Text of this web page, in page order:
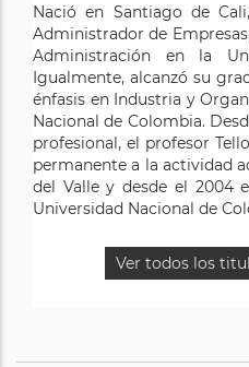
Nació en Santiago de
Administrador de
Administración en la
Igualmente, alcanzó su
énfasis en Industria y
Nacional de Colombia.
profesional, el profesor
permanente a la actividad
del Valle y desde el 2004
Universidad Nacional de
Ver todos los